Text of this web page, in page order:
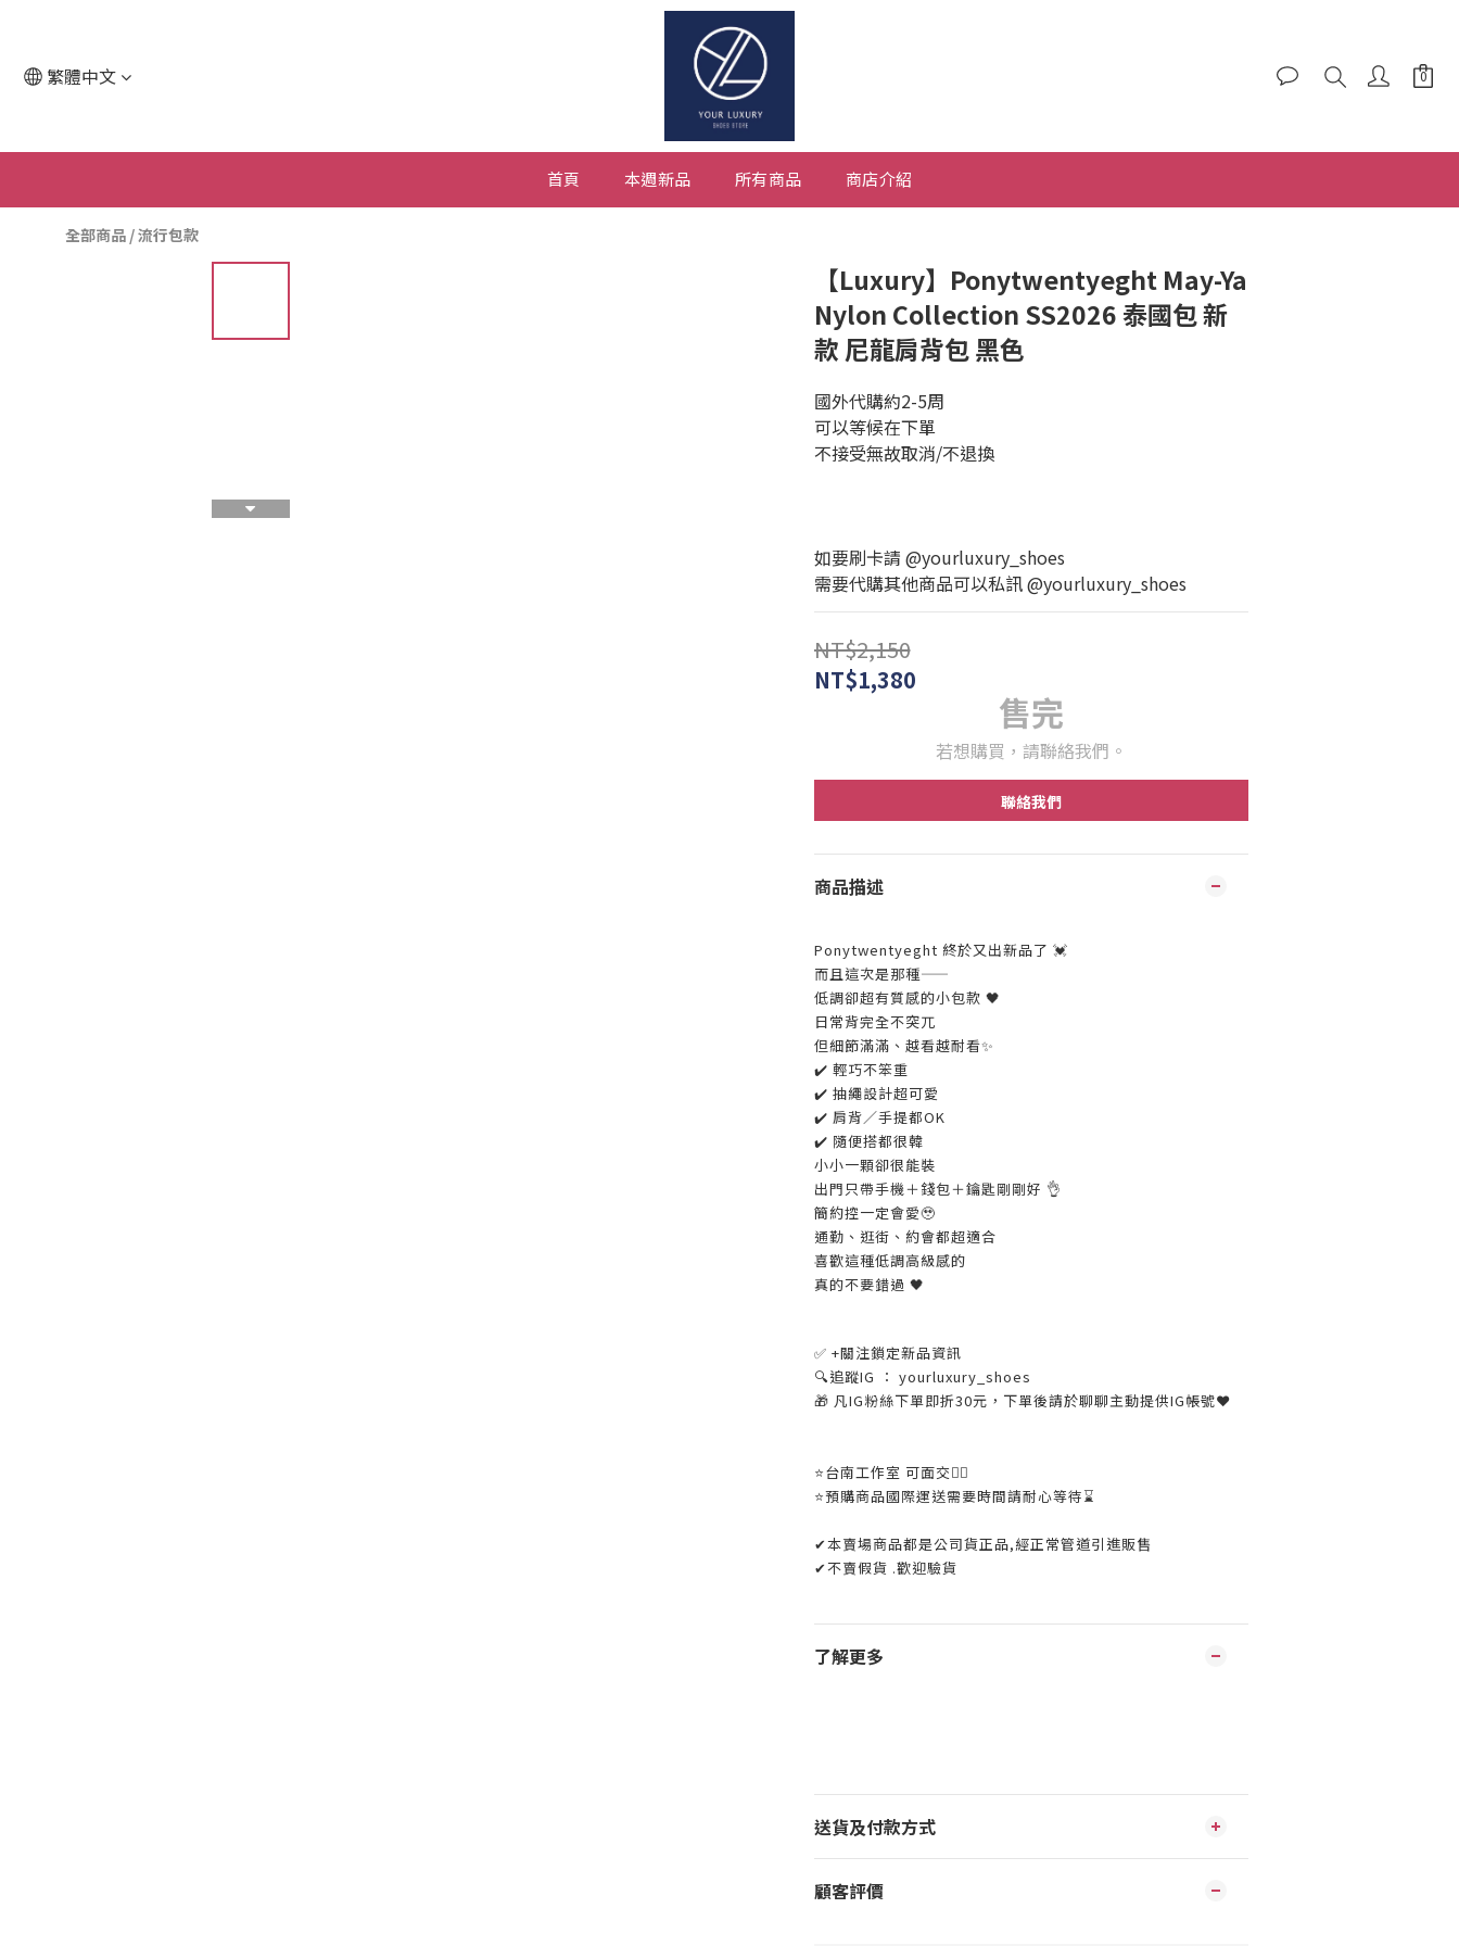
繁體中文
首頁 本週新品 所有商品 商店介紹
全部商品 /流行包款
【Luxury】Ponytwentyeght May-Ya
Nylon Collection SS2026 泰國包 新
款 尼龍肩背包 黑色
國外代購約2-5周
可以等候在下單
不接受無故取消/不退換
如要刷卡請 @yourluxury_shoes
需要代購其他商品可以私訊 @yourluxury_shoes
NT$2,150
NT$1,380
售完
若想購買，請聯絡我們。
聯絡我們
商品描述
Ponytwentyeght 終於又出新品了 💓
而且這次是那種——
低調卻超有質感的小包款 🖤
日常背完全不突兀
但細節滿滿、越看越耐看✨
✔️ 輕巧不笨重
✔️ 抽繩設計超可愛
✔️ 肩背／手提都OK
✔️ 隨便搭都很韓
小小一顆卻很能裝
出門只帶手機＋錢包＋鑰匙剛剛好 👌
簡約控一定會愛🥹
通勤、逛街、約會都超適合
喜歡這種低調高級感的
真的不要錯過 🖤
✅ +關注鎖定新品資訊
🔍追蹤IG ： yourluxury_shoes
🎁 凡IG粉絲下單即折30元，下單後請於聊聊主動提供IG帳號❤
⭐️台南工作室 可面交👌🏼
⭐️預購商品國際運送需要時間請耐心等待⌛️
✔本賣場商品都是公司貨正品,經正常管道引進販售
✔不賣假貨 .歡迎驗貨
了解更多
送貨及付款方式
顧客評價